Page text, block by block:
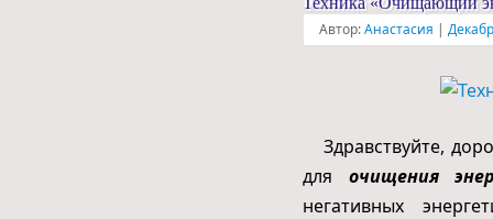
Автор:Анастасия |
Здравствуйте,
для очищения
негативных